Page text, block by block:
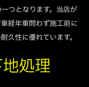
つとなります。当店が
経年車問わず施工前に
久性に優れています。
処理